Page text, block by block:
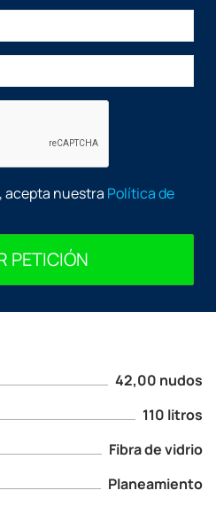
42,00 nudos
110 litros
Fibra de vidrio
Planeamiento
acepta nuestra Política de
PETICIÓN